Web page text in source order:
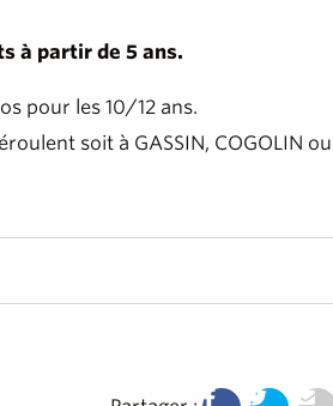
à partir de 5 ans.
pour les 10/12 ans.
soit à GASSIN, COGOLIN